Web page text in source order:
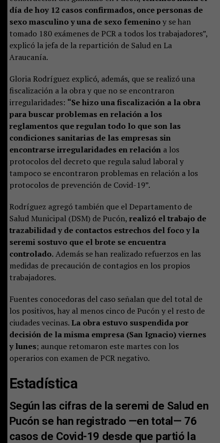
día de hoy 12 casos confirmados, once personas de
sexo masculino y una de sexo femeninoy se han
tomado 180 exámenes de PCR a todos los trabajadores”,
explicó la jefa de la repartición de Salud en La
Araucanía.
Gloria Rodríguez explicó, además, que se realizó una
fiscalización a la obra y que no se encontraron
irregularidades: “Se hizo una fiscalización a la obra
para buscar problemas en relación a los
reglamentos que regulan todo lo que son las
condiciones sanitarias de las empresas sin
encontrarse irregularidades en relacióna los
protocolos del decreto que regula salud laboral y
tampoco se encontraron problemas en relación a los
protocolos de prevención de Covid-19”.
Rodríguez agregó también que el Departamento de
Salud Municipal (DSM) de Pucón, realizó el trabajo de
trazabilidad y de contactos estrechos del foco y la
seremi sostuvo que el brote se encuentra
controlado.Además se han realizado refuerzos en las
medidas de precaución de contagios en los propios
trabajadores.
Fuentes conocedoras del caso señalan que del total de
los positivos, hay al menos cinco de Pucón y el resto de
ciudades vecinas. La obra estuvo suspendida por
decisión de la misma empresa (San Ignacio) viernes
y lunes; aunque retomaron este martes con los
operarios con examen de PCR negativo.
Estadística
Según las cifras de la seremi de Salud en
Pucón se han registrado —en total— 76
casos de Covid-19 desde que partió la